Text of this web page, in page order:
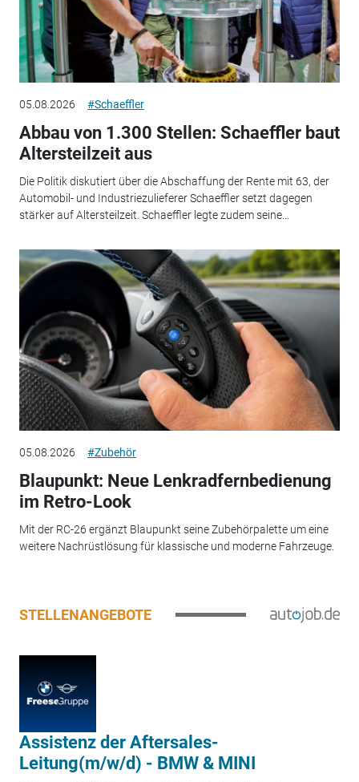
05.08.2026 #Schaeffler
Abbau von 1.300 Stellen: Schaeffler baut
Altersteilzeit aus
Die Politik diskutiert über die Abschaffung der Rente mit 63, der
Automobil- und Industriezulieferer Schaeffler setzt dagegen
stärker auf Altersteilzeit. Schaeffler legte zudem seine...
05.08.2026 #Zubehör
Blaupunkt: Neue Lenkradfernbedienung
im Retro-Look
Mit der RC-26 ergänzt Blaupunkt seine Zubehörpalette um eine
weitere Nachrüstlösung für klassische und moderne Fahrzeuge.
STELLENANGEBOTE
Assistenz der Aftersales-
Leitung(m/w/d) - BMW & MINI